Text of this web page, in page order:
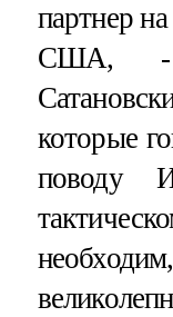
партнер
США, -
которые
поводу